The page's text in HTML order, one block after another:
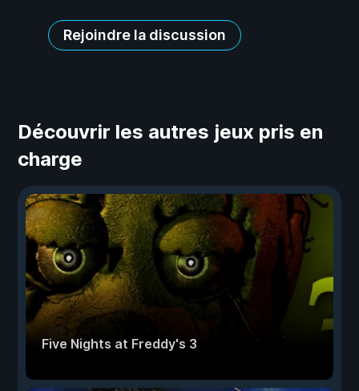
Rejoindre la discussion
Découvrir les autres jeux pris en
charge
Five Nights at Freddy's 3